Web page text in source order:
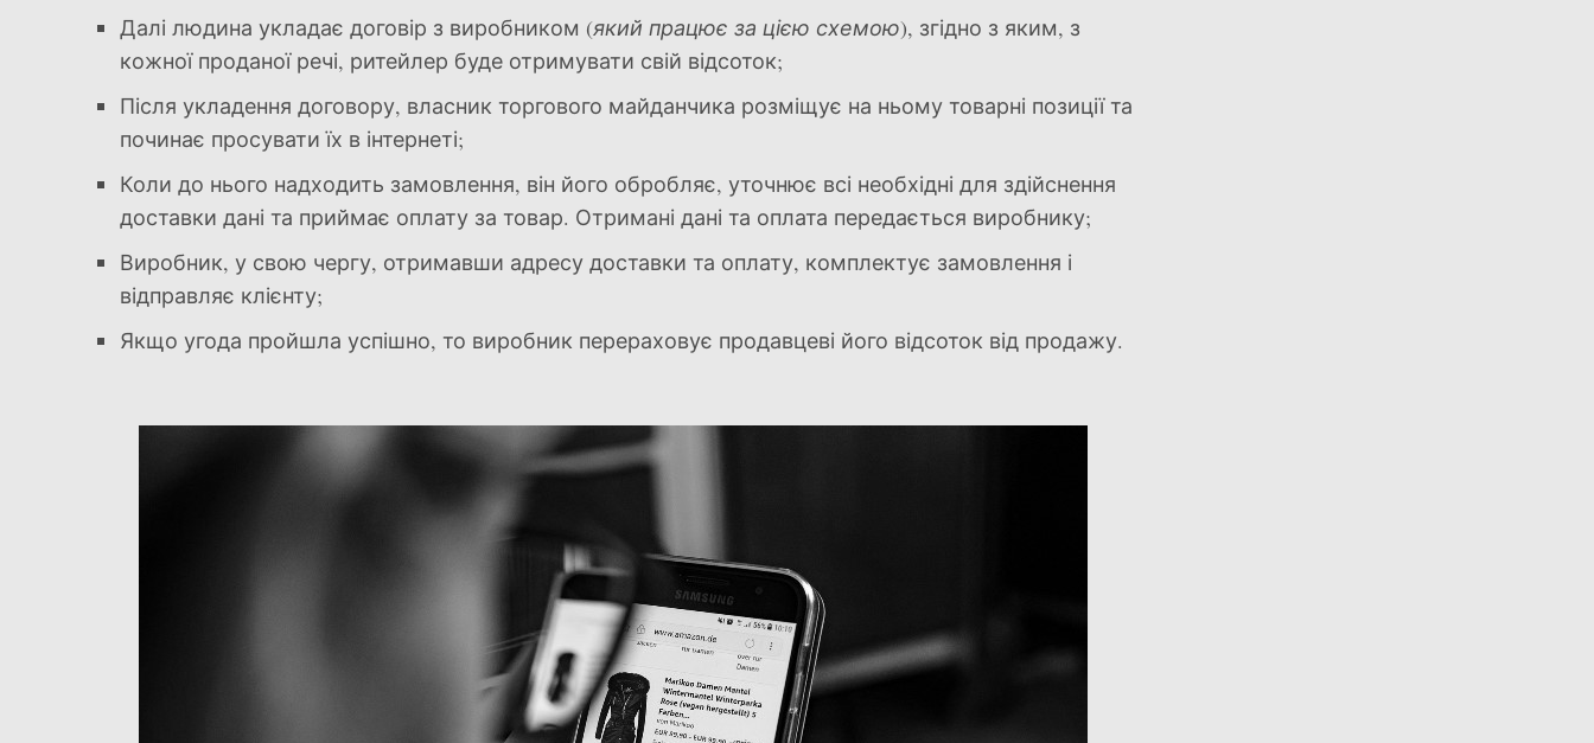
Далі людина укладає договір з виробником (який працює за цією схемою), згідно з яким, з
кожної проданої речі, ритейлер буде отримувати свій відсоток;
Після укладення договору, власник торгового майданчика розміщує на ньому товарні позиції та
починає просувати їх в інтернеті;
Коли до нього надходить замовлення, він його обробляє, уточнює всі необхідні для здійснення
доставки дані та приймає оплату за товар. Отримані дані та оплата передається виробнику;
Виробник, у свою чергу, отримавши адресу доставки та оплату, комплектує замовлення і
відправляє клієнту;
Якщо угода пройшла успішно, то виробник перераховує продавцеві його відсоток від продажу.